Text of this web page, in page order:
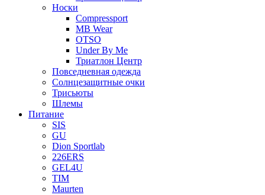
Носки
Compressport
MB Wear
OTSO
Under By Me
Триатлон Центр
Повседневная одежда
Солнцезащитные очки
Трисьюты
Шлемы
Питание
SIS
GU
Dion Sportlab
226ERS
GEL4U
TIM
Maurten